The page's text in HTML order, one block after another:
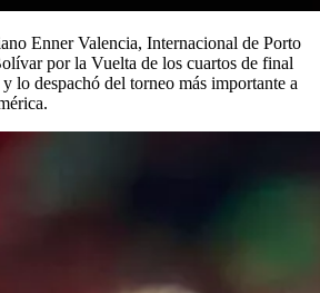
Enner Valencia, Internacional de Porto
por la Vuelta de los cuartos de final
lo despachó del torneo más importante a